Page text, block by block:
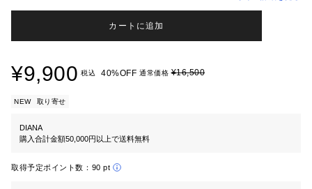
カートに追加
¥9,900 税込 40%OFF 通常価格¥16,500
NEW 取り寄せ
DIANA
購入合計金額50,000円以上で送料無料
取得予定ポイント数： 90 pt